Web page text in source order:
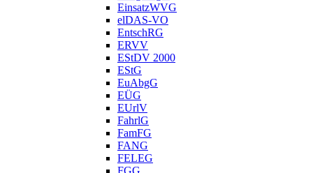
EinsatzWVG
elDAS-VO
EntschRG
ERVV
EStDV 2000
EStG
EuAbgG
EÜG
EUrlV
FahrlG
FamFG
FANG
FELEG
FGG